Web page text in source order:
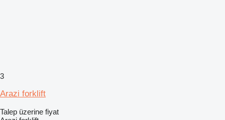
3
Arazi forklift
Talep üzerine fiyat